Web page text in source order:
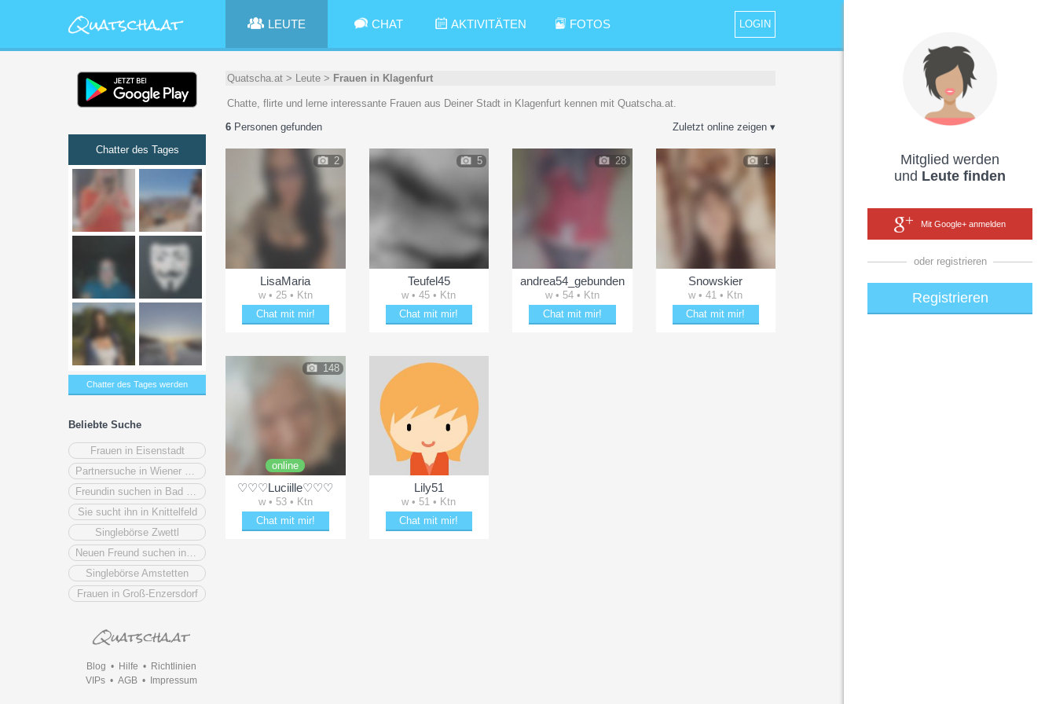
Mitglied werden
und Leute finden
Mit Google+ anmelden
oder registrieren
Registrieren
LOGIN
LEUTE CHAT AKTIVITÄTEN FOTOS
Chatter des Tages
Chatter des Tages werden
Beliebte Suche
Frauen in Eisenstadt
Sie sucht ihn in Knittelfeld
Singlebörse Zwettl
Singlebörse Amstetten
Frauen in Groß-Enzersdorf
Blog • Hilfe • Richtlinien
VIPs• AGB• Impressum
Quatscha.at > Leute > Frauen in Klagenfurt
Chatte, flirte und lerne interessante Frauen aus Deiner Stadt in Klagenfurt kennen mit Quatscha.at.
Zuletzt online zeigen ▾
6 Personen gefunden
2
LisaMaria
w • 25 • Ktn
Chat mit mir!
5
Teufel45
w • 45 • Ktn
Chat mit mir!
28
andrea54_gebunden
w • 54 • Ktn
Chat mit mir!
1
Snowskier
w • 41 • Ktn
Chat mit mir!
148
online
♡♡♡Luciille♡♡♡
w • 53 • Ktn
Chat mit mir!
Lily51
w • 51 • Ktn
Chat mit mir!